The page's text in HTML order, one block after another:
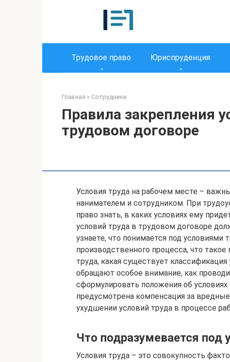
Трудовое право Юриспруденция
Главная » Сотрудники
Правила закрепления
трудовом договоре
Условия труда на рабочем месте –
нанимателем и сотрудником. При
право знать, в каких условиях ему
условий труда в трудовом договоре
узнаете, что понимается под условиями
производственного процесса, что
труда, какая существует
обращают особое внимание, как
сформулировать положения об
предусмотрена компенсация за
ухудшении условий труда в процессе
Что подразумевается под
Условия труда – это совокупность